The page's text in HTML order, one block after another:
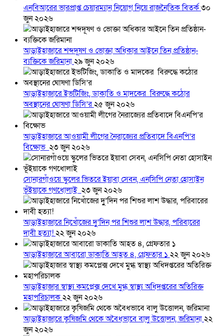
এনবিআরের ভারপ্রাপ্ত চেয়ারম্যান নিয়োগ নিয়ে রাজনৈতিক বিতর্ক৩০
জুন ২০২৬
আড়াইহাজারে শব্দদূষণ ও ভোক্তা অধিকার আইনে তিন প্রতিষ্ঠান-
ব্যক্তিকে জরিমানা২৯ জুন ২০২৬
আড়াইহাজারে ইভটিজিং, ডাকাতি ও মাদকের বিরুদ্ধে কঠোর
অবস্থানের ঘোষণা ডিসি’র২৫ জুন ২০২৬
আড়াইহাজারে আওয়ামী লীগের নৈরাজ্যের প্রতিবাদে বিএনপি’র
বিক্ষোভ ২৩ জুন ২০২৬
সোনারগাঁওয়ে স্কুলের ভিতরে ইয়াবা সেবন, এনসিপি নেতা হোসাইন
ভূঁইয়াকে গণধোলাই ২৩ জুন ২০২৬
আড়াইহাজারে নিখোঁজের দুু’দিন পর শিশুর লাশ উদ্ধার, পরিবারের
দাবী হত্যা!২২ জুন ২০২৬
আড়াইহাজারে আবারো ডাকাতি আহত ৪, গ্রেফতার ১ ২২ জুন ২০২৬
আড়াইহাজার স্বাস্থ্য কমপ্লেক্স দেখে মুগ্ধ স্বাস্থ্য অধিদপ্তরের অতিরিক্ত
মহাপরিচালক২২ জুন ২০২৬
আড়াইহাজারে কৃষিজমি থেকে অবৈধভাবে বালু উত্তোলন, জরিমানা২২
জুন ২০২৬